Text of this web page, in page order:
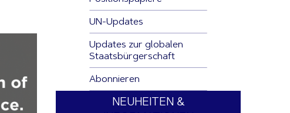
UN-Updates
Updates zur globalen
Staatsbürgerschaft
Abonnieren
NEUHEITEN &